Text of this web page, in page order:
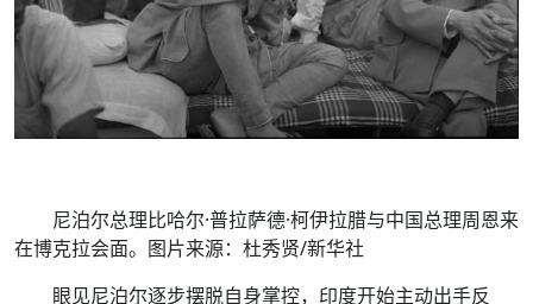
尼泊尔总理比哈尔·普拉萨德·柯伊拉腊与中国总理周恩来
在博克拉会面。图片来源：杜秀贤/新华社
眼见尼泊尔逐步摆脱自身掌控，印度开始主动出手反